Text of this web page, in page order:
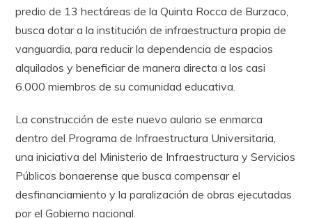
predio de 13 hectáreas de la Quinta Rocca de Burzaco,
busca dotar a la institución de infraestructura propia de
vanguardia, para reducir la dependencia de espacios
alquilados y beneficiar de manera directa a los casi
6.000 miembros de su comunidad educativa.
La construcción de este nuevo aulario se enmarca
dentro del Programa de Infraestructura Universitaria,
una iniciativa del Ministerio de Infraestructura y Servicios
Públicos bonaerense que busca compensar el
desfinanciamiento y la paralización de obras ejecutadas
por el Gobierno nacional.